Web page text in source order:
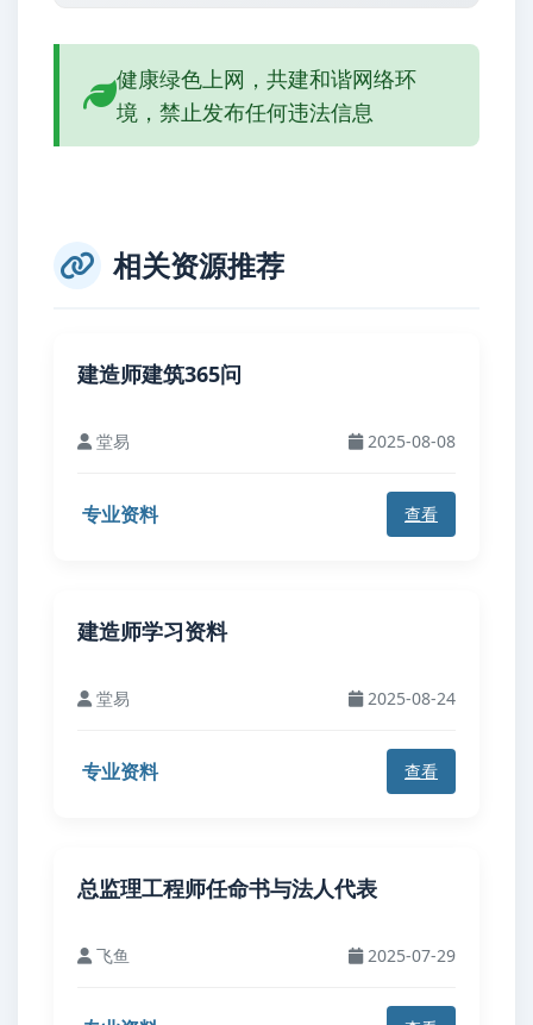
健康绿色上网，共建和谐网络环
境，禁止发布任何违法信息
相关资源推荐
建造师建筑365问
堂易 2025-08-08
专业资料 查看
建造师学习资料
堂易 2025-08-24
专业资料 查看
总监理工程师任命书与法人代表
飞鱼 2025-07-29